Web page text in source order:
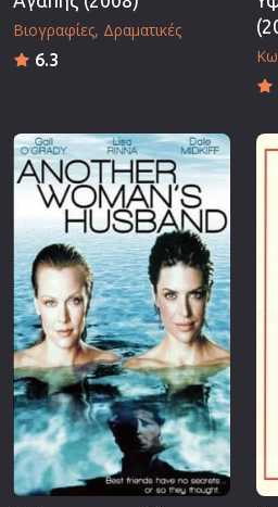
Βιογραφίες Δραματικές
6.3